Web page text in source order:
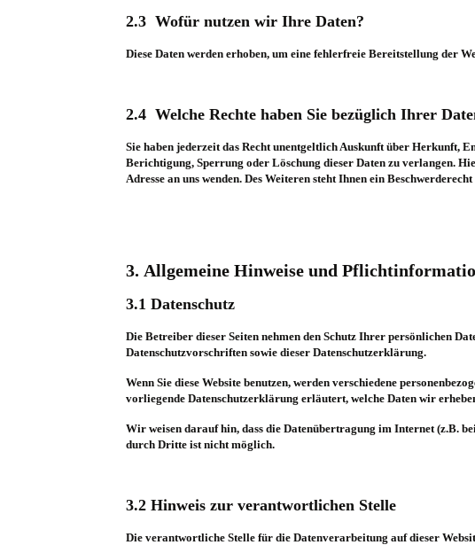
2.3 Wofür nutzen wir Ihre Daten?
Diese Daten werden erhoben, um eine fehlerfreie Bereitstellung der
2.4 Welche Rechte haben Sie bezüglich Ihrer
Sie haben jederzeit das Recht unentgeltlich Auskunft über Herkunft,
Berichtigung, Sperrung oder Löschung dieser Daten zu verlangen.
Adresse an uns wenden. Des Weiteren steht Ihnen ein
3. Allgemeine Hinweise und
3.1 Datenschutz
Die Betreiber dieser Seiten nehmen den Schutz Ihrer persönlichen
Datenschutzvorschriften sowie dieser Datenschutzerklärung.
Wenn Sie diese Website benutzen, werden verschiedene
vorliegende Datenschutzerklärung erläutert, welche Daten wir
Wir weisen darauf hin, dass die Datenübertragung im Internet (z.B.
durch Dritte ist nicht möglich.
3.2 Hinweis zur verantwortlichen Stelle
Die verantwortliche Stelle für die Datenverarbeitung auf dieser